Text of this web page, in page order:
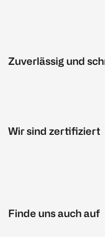
Zuverlässig und
Wir sind zertifiziert
Finde uns auch auf